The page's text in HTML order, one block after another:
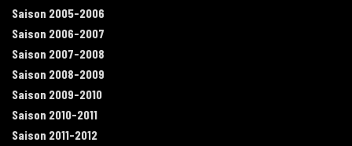
Saison 2005-2006
Saison 2006-2007
Saison 2007-2008
Saison 2008-2009
Saison 2009-2010
Saison 2010-2011
Saison 2011-2012